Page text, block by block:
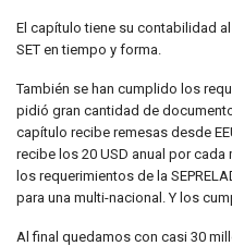
El capítulo tiene su contabilidad
SET en tiempo y forma.
También se han cumplido los
pidió gran cantidad de
capítulo recibe remesas desde
recibe los 20 USD anual por
los requerimientos de la
para una multi-nacional. Y los
Al final quedamos con casi 30